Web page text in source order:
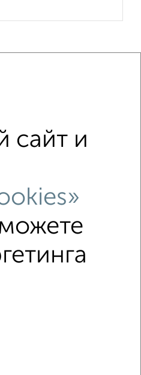
↑ НАВЕРХ К МЕНЮ
сайт и